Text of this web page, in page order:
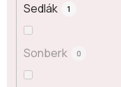
Sedlák 1
Sonberk 0